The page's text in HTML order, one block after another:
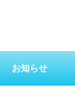
お知らせ